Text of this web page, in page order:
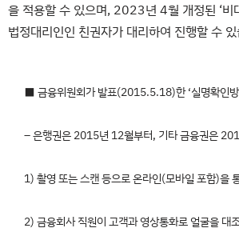
을 적용할 수 있으며, 2023년 4월 개정된 ‘비
법정대리인인 친권자가 대리하여 진행할 수
■ 금융위원회가 발표(2015.5.18)한 ‘실명확인방
– 은행권은 2015년 12월부터, 기타 금융권은
1) 촬영 또는 스캔 등으로 온라인(모바일 포함)을
2) 금융회사 직원이 고객과 영상통화로 얼굴을 대